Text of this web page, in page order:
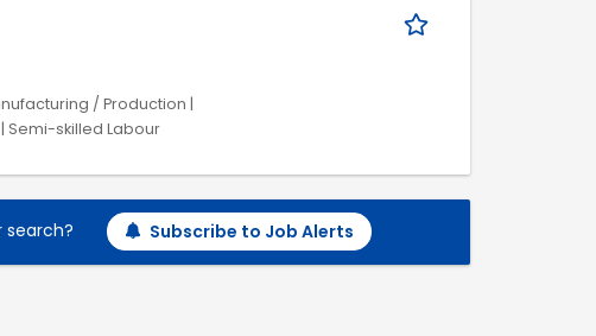
/ Production |
Semi-skilled Labour
search? Subscribe to Job Alerts